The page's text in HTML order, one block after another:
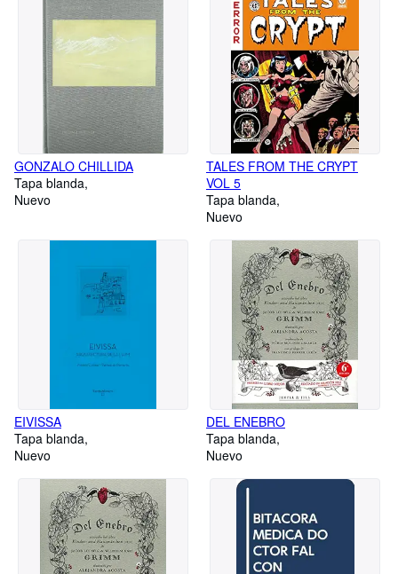
GONZALO CHILLIDA
Tapa blanda
Nuevo
TALES FROM THE CRYPT
VOL 5
Tapa blanda
Nuevo
EIVISSA
Tapa blanda
Nuevo
DEL ENEBRO
Tapa blanda
Nuevo